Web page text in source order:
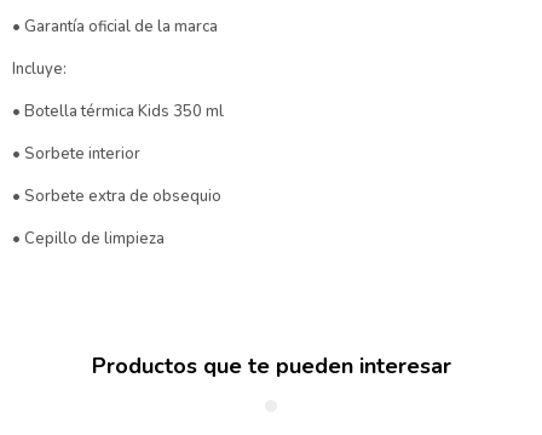
• Garantía oficial de la marca
Incluye:
• Botella térmica Kids 350 ml
• Sorbete interior
• Sorbete extra de obsequio
• Cepillo de limpieza
Productos que te pueden interesar